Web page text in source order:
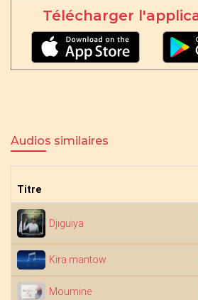
Télécharger
Audios similaires
Titre
Djiguiya
Kira mantow
Moumine